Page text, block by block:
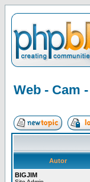
Web - Cam
Autor
BIGJIM